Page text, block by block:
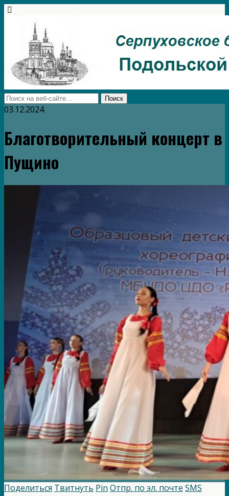
03.12.2024
Благотворительный концерт в
Пущино
Поделиться Твитнуть Pin Отпр. по эл. почте SMS